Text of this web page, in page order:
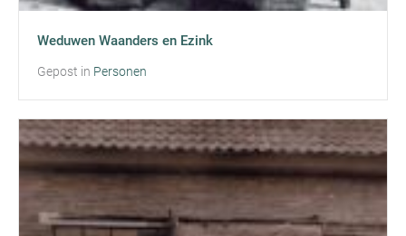
Weduwen Waanders en Ezink
Gepost in Personen